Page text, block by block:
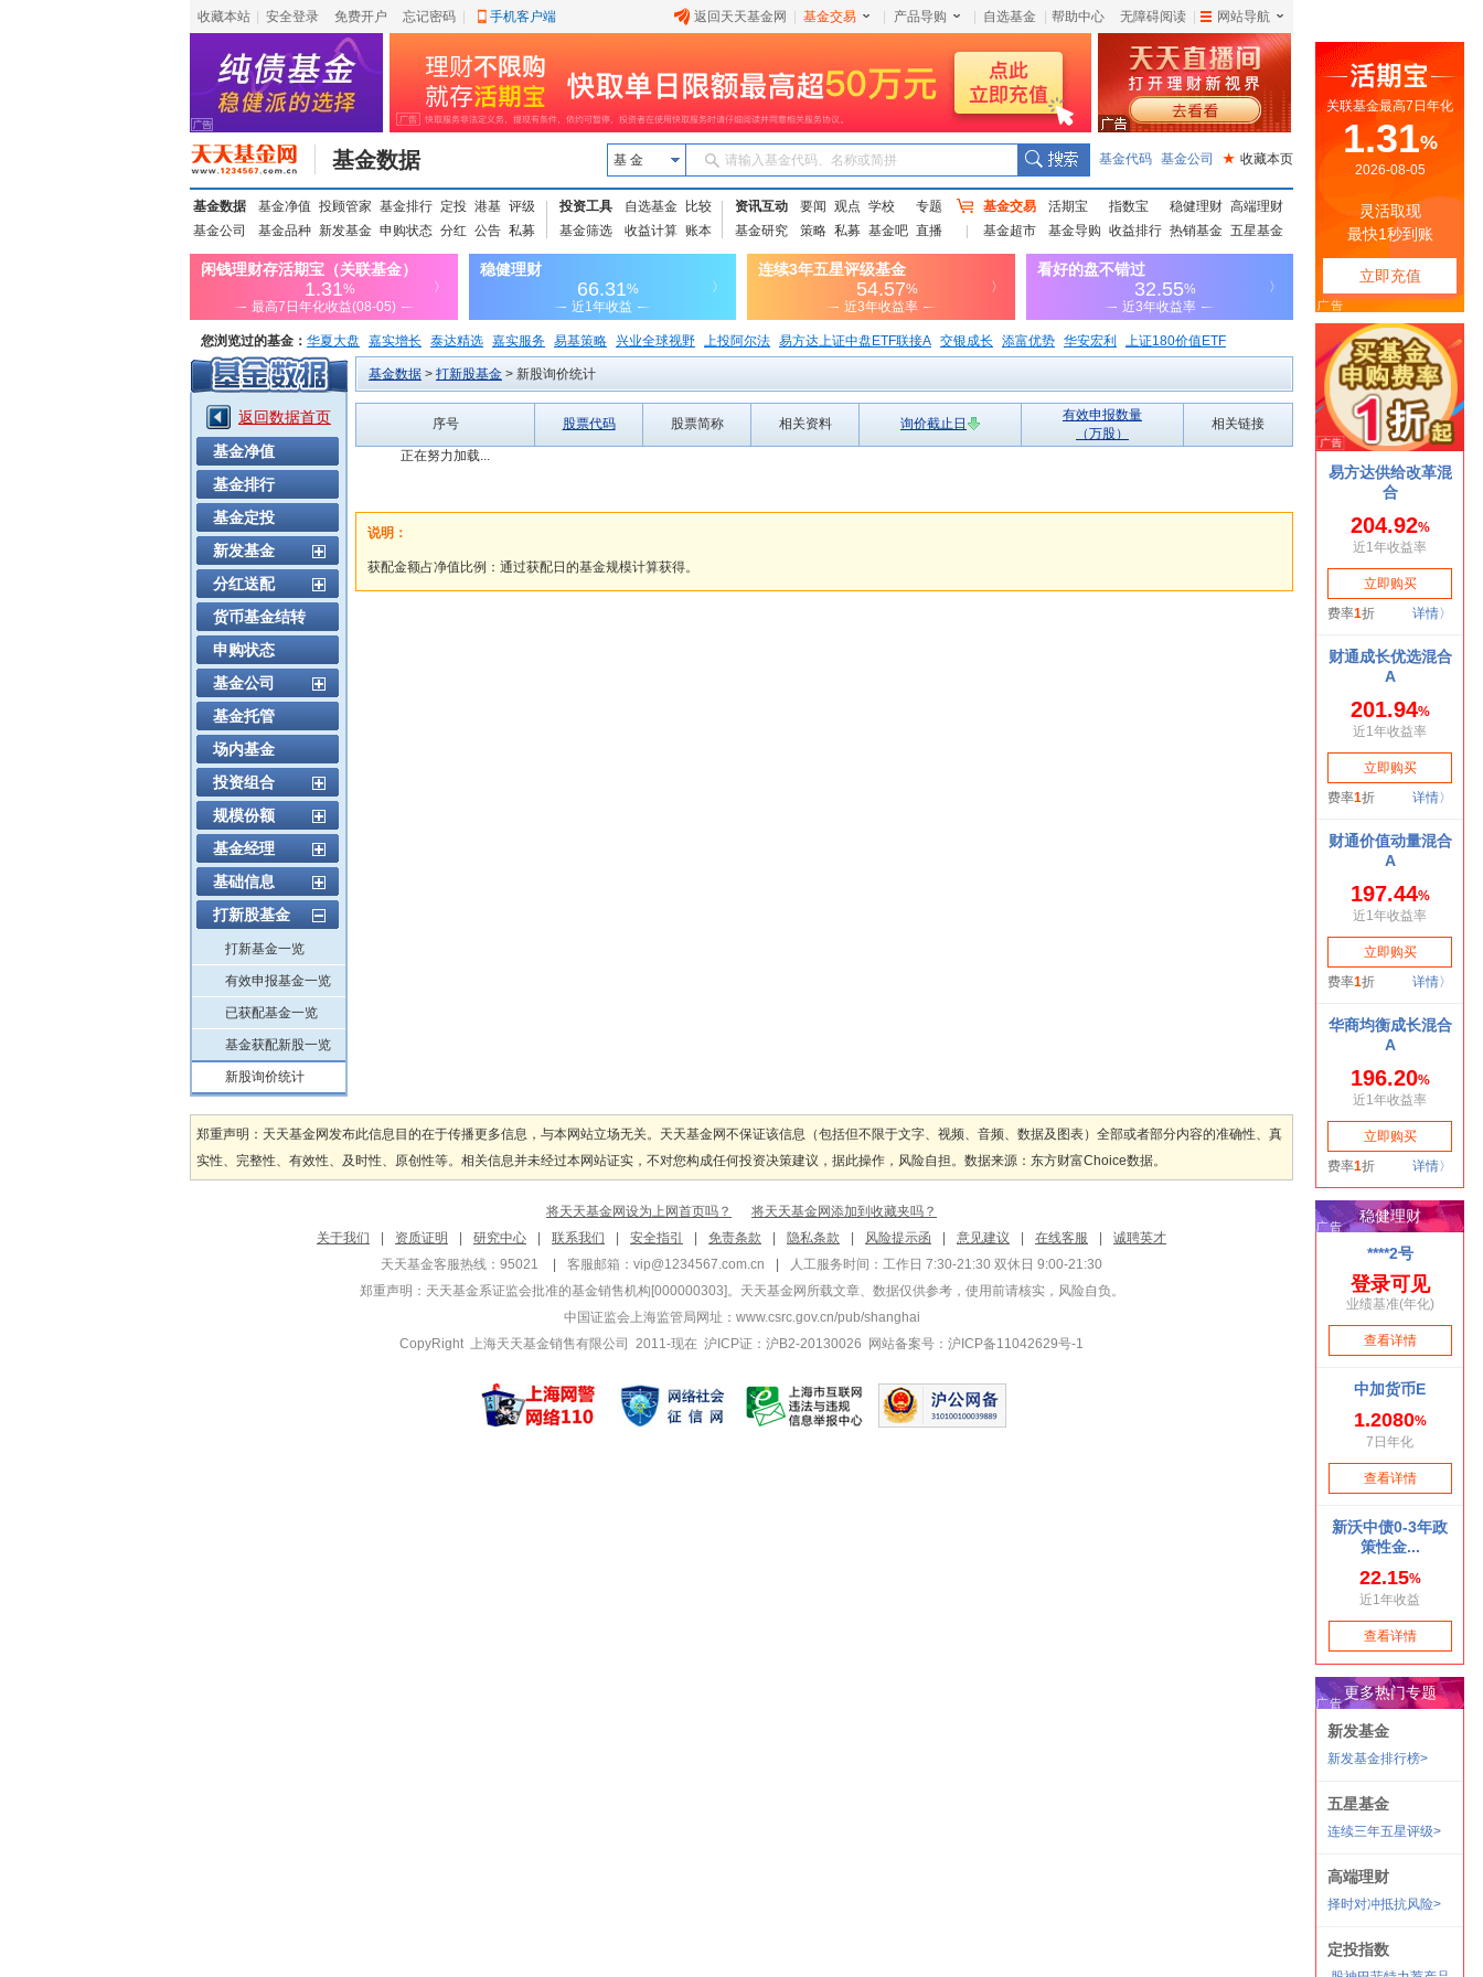
收藏本站 安全登录 免费开户 忘记密码 手机客户端 返回天天基金网 基金交易 产品导购 自选基金 帮助中心 无障碍阅读 网站导航
基金数据 基 金 请输入基金代码、名称或简拼 基金代码 基金公司 ★ 收藏本页
基金数据 基金净值 投顾管家 基金排行 定投 港基 评级
基金公司
基金品种 新发基金 申购状态 分红 公告 私募
投资工具 自选基金
比较
基金筛选
收益计算 账本
资讯互动 要闻 观点 学校
专题
基金研究
策略 私募 基金吧 直播
基金交易 活期宝 指数宝 稳健理财 高端理财
基金超市
基金导购 收益排行 热销基金 五星基金
您浏览过的基金： 华夏大盘 嘉实增长 泰达精选 嘉实服务 易基策略 兴业全球视野 上投阿尔法 易方达上证中盘ETF联接A 交银成长 添富优势 华安宏利
上证180价值ETF
上投优势 信诚蓝筹
返回数据首页
基金净值
基金排行
基金定投
新发基金
分红送配
货币基金结转
申购状态
基金公司
基金托管
场内基金
投资组合
规模份额
基金经理
基础信息
打新股基金
打新基金一览
有效申报基金一览
已获配基金一览
基金获配新股一览
新股询价统计
基金数据 > 打新股基金 > 新股询价统计
序号 股票代码 股票简称 相关资料 询价截止日
有效申报数量
（万股）
相关链接
正在努力加载...
说明：
获配金额占净值比例：通过获配日的基金规模计算获得。
郑重声明：天天基金网发布此信息目的在于传播更多信息，与本网站立场无关。天天基金网不保证该信息（包括但不限于文字、视频、音频、数据及图表）全部或者部分内容的准确性、真
实性、完整性、有效性、及时性、原创性等。相关信息并未经过本网站证实，不对您构成任何投资决策建议，据此操作，风险自担。数据来源：东方财富Choice数据。
将天天基金网设为上网首页吗？
将天天基金网添加到收藏夹吗？
关于我们
资质证明 研究中心 联系我们 安全指引 免责条款 隐私条款 风险提示函 意见建议 在线客服
诚聘英才
天天基金客服热线：95021
客服邮箱： vip@1234567.com.cn
人工服务时间：工作日 7:30-21:30 双休日 9:00-21:30
郑重声明： 天天基金系证监会批准的基金销售机构[000000303]。天天基金网所载文章、数据仅供参考，使用前请核实，风险自负。
中国证监会上海监管局网址： www.csrc.gov.cn/pub/shanghai
CopyRight 上海天天基金销售有限公司 2011-现在 沪ICP证：沪B2-20130026
网站备案号：沪ICP备11042629号-1